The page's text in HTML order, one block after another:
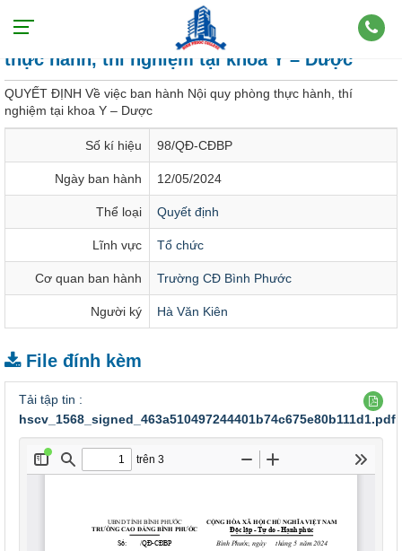
QUYẾT ĐỊNH Về việc ban hành Nội quy phòng
thực hành, thí nghiệm tại khoa Y – Dược
QUYẾT ĐỊNH Về việc ban hành Nội quy phòng thực hành, thí
nghiệm tại khoa Y – Dược
Số kí hiệu 98/QĐ-CĐBP
Ngày ban hành 12/05/2024
Thể loại Quyết định
Lĩnh vực Tổ chức
Cơ quan ban hành Trường CĐ Bình Phước
Người ký Hà Văn Kiên
File đính kèm
Tải tập tin :
hscv_1568_signed_463a510497244401b74c675e80b111d1.pdf